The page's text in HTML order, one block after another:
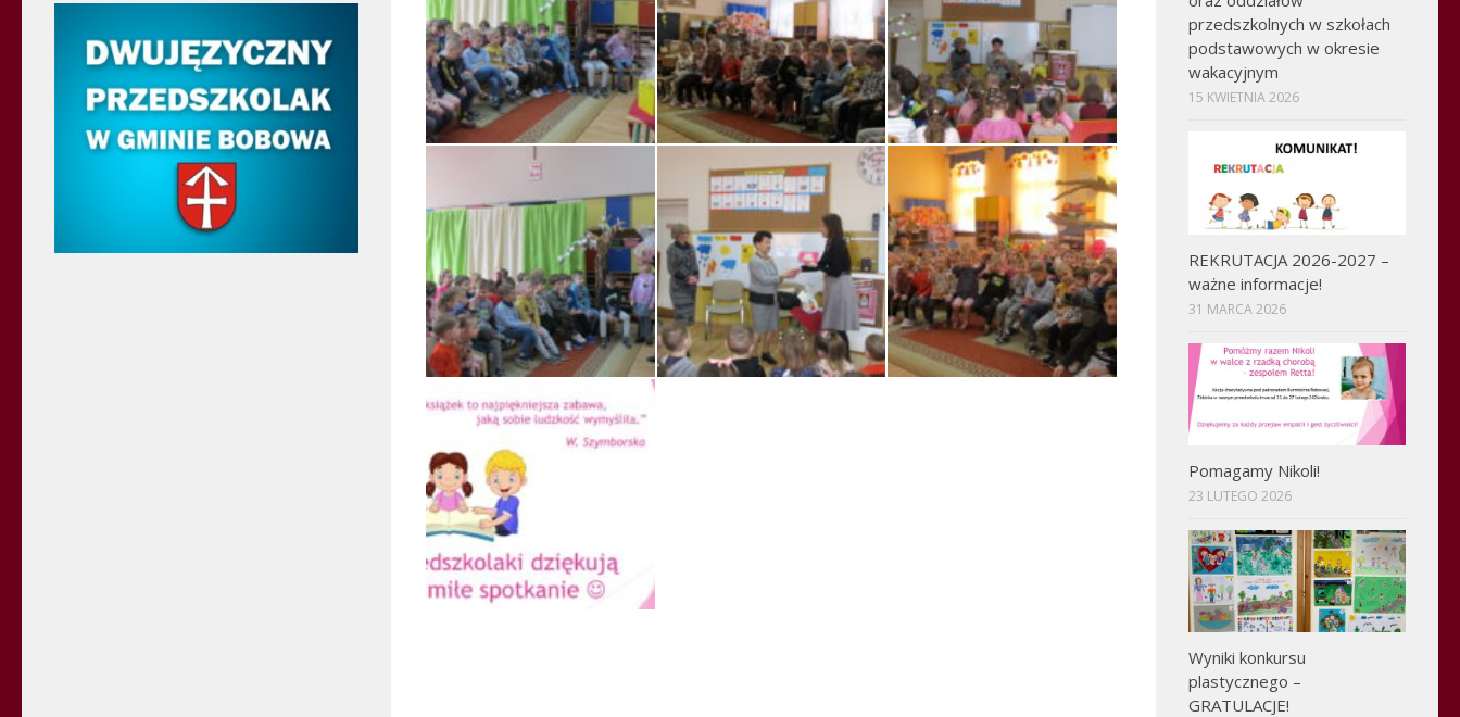
przedszkolnych w szkołach
podstawowych w okresie
wakacyjnym
15 KWIETNIA 2026
REKRUTACJA 2026-2027 –
ważne informacje!
31 MARCA 2026
Pomagamy Nikoli!
23 LUTEGO 2026
Wyniki konkursu
plastycznego –
GRATULACJE!